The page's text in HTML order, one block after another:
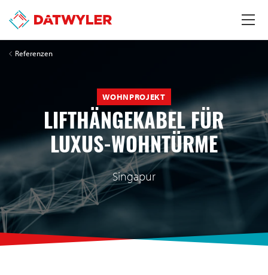
Referenzen
WOHNPROJEKT
LIFTHÄNGEKABEL FÜR
LUXUS-WOHNTÜRME
Singapur